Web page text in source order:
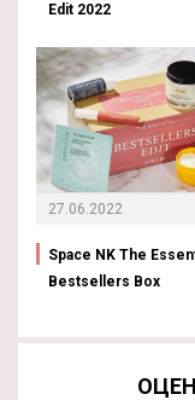
Edit 2022
27.06.2022
Space NK The
Bestsellers Box